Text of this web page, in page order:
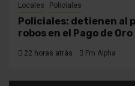
Locales Policiales
Policiales: detienen al
robos en el Pago de Oro
22 horas atrás Fm Alpha